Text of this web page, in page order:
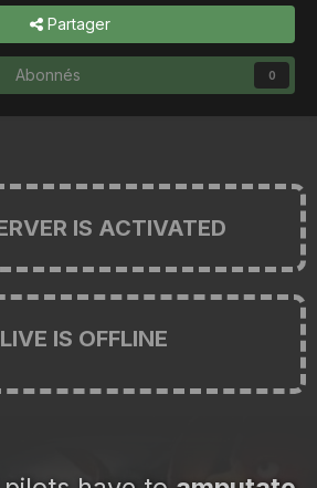
Partager
Abonnés 0
IS ACTIVATED
IS OFFLINE